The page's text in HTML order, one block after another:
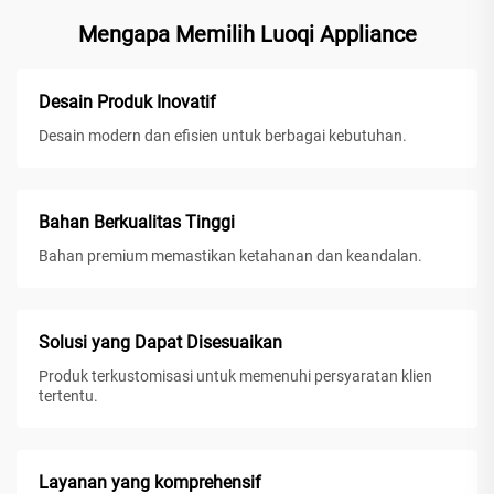
Mengapa Memilih Luoqi Appliance
Desain Produk Inovatif
Desain modern dan efisien untuk berbagai kebutuhan.
Bahan Berkualitas Tinggi
Bahan premium memastikan ketahanan dan keandalan.
Solusi yang Dapat Disesuaikan
Produk terkustomisasi untuk memenuhi persyaratan klien
tertentu.
Layanan yang komprehensif